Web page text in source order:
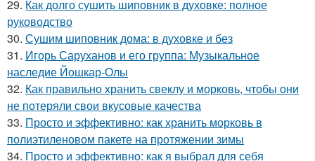
29. Как долго сушить шиповник в духовке: полное
руководство
30. Сушим шиповник дома: в духовке и без
31. Игорь Саруханов и его группа: Музыкальное
наследие Йошкар-Олы
32. Как правильно хранить свеклу и морковь, чтобы они
не потеряли свои вкусовые качества
33. Просто и эффективно: как хранить морковь в
полиэтиленовом пакете на протяжении зимы
34. Просто и эффективно: как я выбрал для себя